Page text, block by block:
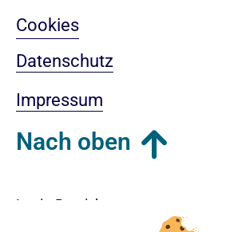
Cookies
Datenschutz
Impressum
Nach oben
Login-Bereich